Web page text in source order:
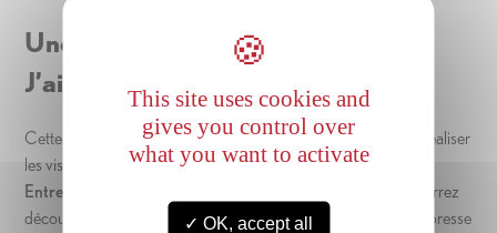
Une collaboration renouvelée avec
J’aime ma boite
Cette année encore, nous avons eu l’honneur de concevoir et réaliser
les visuels de la campagne de communication pour la
Entreprises”
. Vous pourrez
découvrir nos créations dans différents supports médiatiques : presse
This site uses cookies and
gives you control over
what you want to activate
OK, accept all